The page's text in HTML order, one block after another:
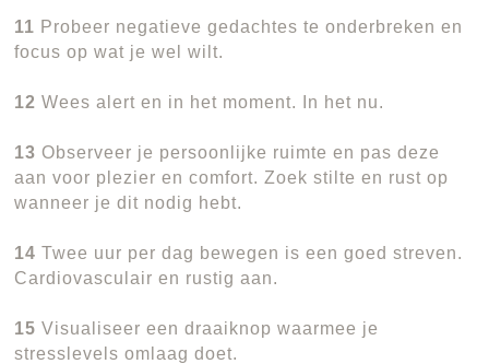
11 Probeer negatieve gedachtes te onderbreken en
focus op wat je wel wilt.
12 Wees alert en in het moment. In het nu.
13 Observeer je persoonlijke ruimte en pas deze
aan voor plezier en comfort. Zoek stilte en rust op
wanneer je dit nodig hebt.
14 Twee uur per dag bewegen is een goed streven.
Cardiovasculair en rustig aan.
15 Visualiseer een draaiknop waarmee je
stresslevels omlaag doet.